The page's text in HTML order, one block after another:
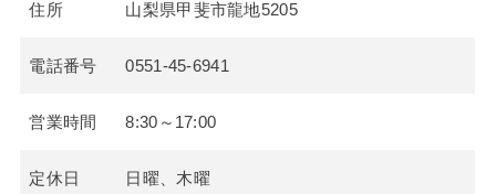
住所 山梨県甲斐市龍地5205
電話番号 0551-45-6941
営業時間 8:30～17:00
定休日 日曜、木曜